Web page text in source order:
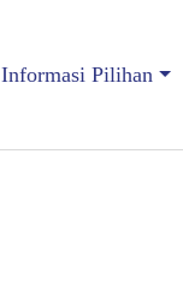
Informasi Pilihan